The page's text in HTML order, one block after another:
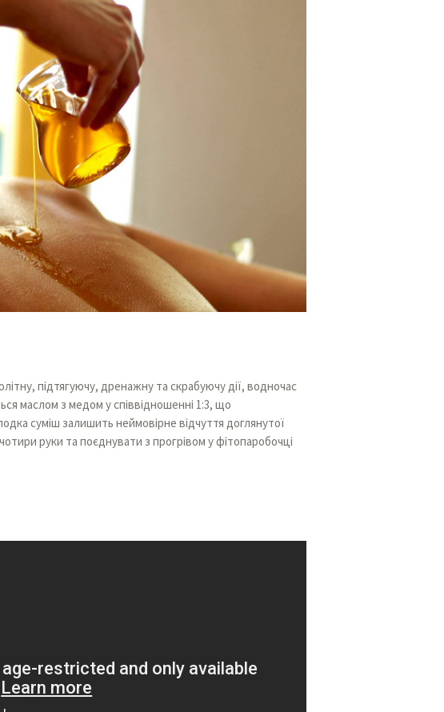
підтягуючу, дренажну та скрабуючу дії, водночас
маслом з медом у співвідношенні 1:3, що
суміш залишить неймовірне відчуття доглянутої
руки та поєднувати з прогрівом у фітопаробочці